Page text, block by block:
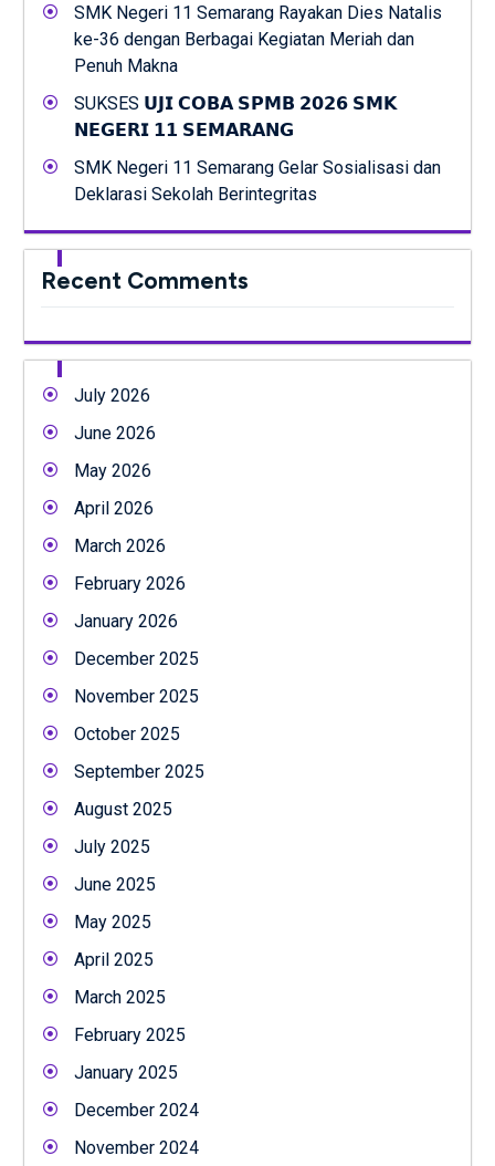
SMK Negeri 11 Semarang Rayakan Dies Natalis
ke-36 dengan Berbagai Kegiatan Meriah dan
Penuh Makna
SUKSES 𝗨𝗝𝗜 𝗖𝗢𝗕𝗔 𝗦𝗣𝗠𝗕 𝟮𝟬𝟮𝟲 𝗦𝗠𝗞
𝗡𝗘𝗚𝗘𝗥𝗜 𝟭𝟭 𝗦𝗘𝗠𝗔𝗥𝗔𝗡𝗚
SMK Negeri 11 Semarang Gelar Sosialisasi dan
Deklarasi Sekolah Berintegritas
Recent Comments
July 2026
June 2026
May 2026
April 2026
March 2026
February 2026
January 2026
December 2025
November 2025
October 2025
September 2025
August 2025
July 2025
June 2025
May 2025
April 2025
March 2025
February 2025
January 2025
December 2024
November 2024